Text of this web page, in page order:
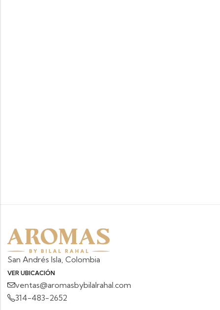
San Andrés Isla, Colombia
VER UBICACIÓN
ventas@aromasbybilalrahal.com
314-483-2652